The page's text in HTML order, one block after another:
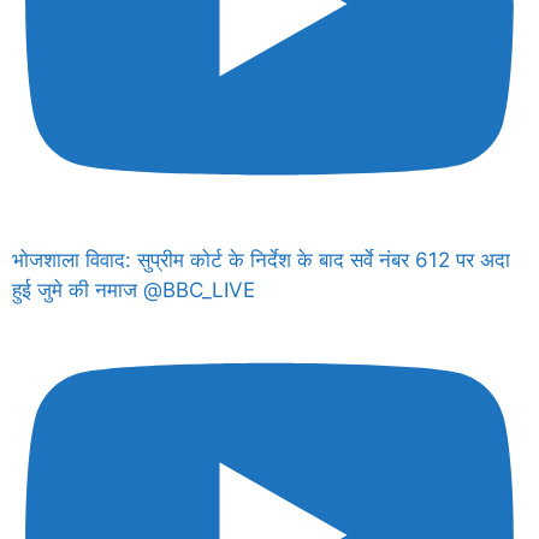
भोजशाला विवाद: सुप्रीम कोर्ट के निर्देश के बाद सर्वे नंबर 612 पर अदा
हुई जुमे की नमाज @BBC_LIVE